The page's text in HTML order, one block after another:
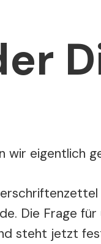
wir eigentlich
Die Frage
steht jetzt